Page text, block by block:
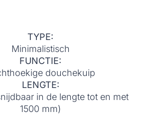
TYPE:
Minimalistisch
FUNCTIE:
douchekuip
LENGTE:
in de lengte tot en met
1500 mm)